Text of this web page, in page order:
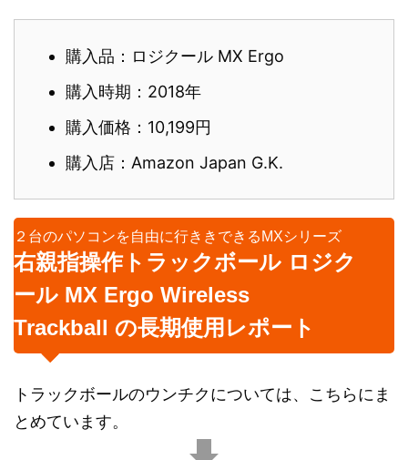
購入品：ロジクール MX Ergo
購入時期：2018年
購入価格：10,199円
購入店：Amazon Japan G.K.
２台のパソコンを自由に行ききできるMXシリーズ
右親指操作トラックボール ロジク
ール MX Ergo Wireless
Trackball の長期使用レポート
トラックボールのウンチクについては、こちらにま
とめています。